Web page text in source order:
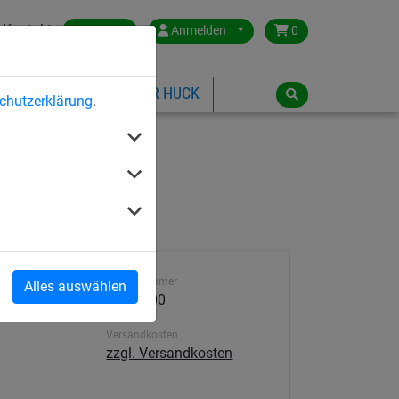
.
Alles auswählen
Kontakt Austria Anmelden 0
ÜBER HUCK
Artikelnummer
4316-400
Versandkosten
zzgl. Versandkosten